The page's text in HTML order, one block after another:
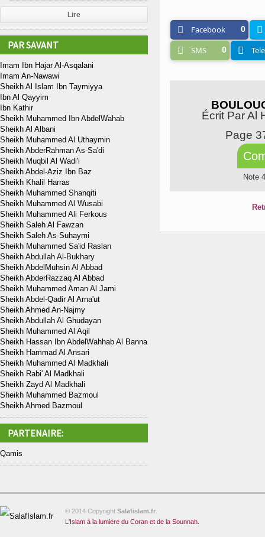
Facebook 0
SMS 0
Écrit Par Al
Page
Note
Lire
PAR SAVANT
Imam Ibn Hajar Al-Asqalani
Imam An-Nawawi
Sheikh Al Islam Ibn Taymiyya
Ibn Al Qayyim
Ibn Kathir
Sheikh Muhammed Ibn AbdelWahab
Sheikh Al Albani
Sheikh Muhammed Al Uthaymin
Sheikh AbderRahman As-Sa'di
Sheikh Muqbil Al Wadi'i
Sheikh Abdel-Aziz Ibn Baz
Sheikh Khalil Harras
Sheikh Muhammed Shanqiti
Sheikh Muhammed Al Wusabi
Sheikh Muhammed Ali Ferkous
Sheikh Saleh Al Fawzan
Sheikh Saleh As-Suhaymi
Sheikh Muhammed Sa'id Raslan
Sheikh Abdullah Al-Bukhary
Sheikh AbdelMuhsin Al Abbad
Sheikh AbderRazzaq Al Abbad
Sheikh Muhammed Aman Al Jami
Sheikh Abdel-Qadir Al Arna'ut
Sheikh Ahmed An-Najmy
Sheikh Abdullah Al Ghudayan
Sheikh Muhammed Al Aqil
Sheikh Hassan Ibn AbdelWahhab Al Banna
Sheikh Hammad Al Ansari
Sheikh Muhammed Al Madkhali
Sheikh Rabi' Al Madkhali
Sheikh Zayd Al Madkhali
Sheikh Muhammed Bazmoul
Sheikh Ahmed Bazmoul
PARTENAIRE:
Qamis
© 2014 Copyright Salafislam.fr
L'Islam à la lumière du Coran et de la Sounnah.